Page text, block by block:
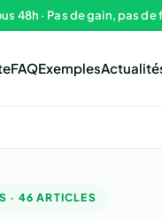
48h · Pas de gain, pas de
FAQExemples
· 46 ARTICLES